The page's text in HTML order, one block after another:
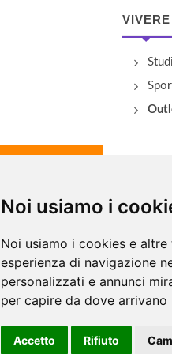
Noi usiamo i
Noi usiamo i cookies e
esperienza di navigazione
personalizzati e annunci
per capire da dove
Accetto Rifiuto
VIVERE